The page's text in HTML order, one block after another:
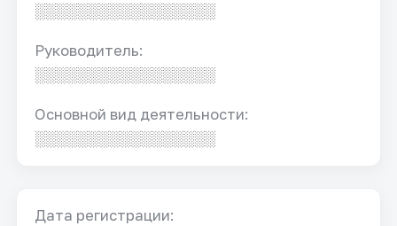
░░░░░░░░░░░░░░░░░
Руководитель:
░░░░░░░░░░░░░░░░░
Основной вид деятельности:
░░░░░░░░░░░░░░░░░
Дата регистрации: